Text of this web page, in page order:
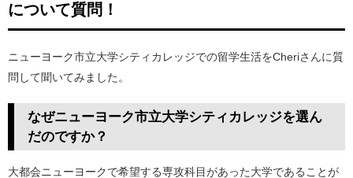
について質問！
ニューヨーク市立大学シティカレッジでの留学生活をCheriさんに質
問して聞いてみました。
なぜニューヨーク市立大学シティカレッジを選ん
だのですか？
大都会ニューヨークで希望する専攻科目があった大学であることが